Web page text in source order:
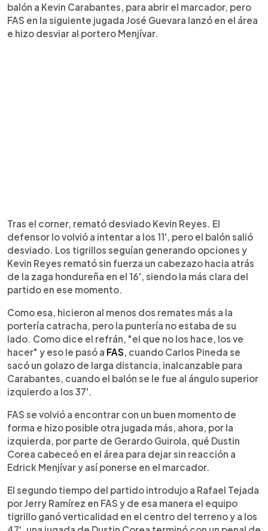
balón a Kevin Carabantes, para abrir el marcador, pero
FAS en la siguiente jugada José Guevara lanzó en el área
e hizo desviar al portero Menjívar.
Tras el corner, remató desviado Kevin Reyes. El
defensor lo volvió a intentar a los 11', pero el balón salió
desviado. Los tigrillos seguían generando opciones y
Kevin Reyes remató sin fuerza un cabezazo hacia atrás
de la zaga hondureña en el 16', siendo la más clara del
partido en ese momento.
Como esa, hicieron al menos dos remates más a la
portería catracha, pero la puntería no estaba de su
lado. Como dice el refrán, "el que no los hace, los ve
hacer" y eso le pasó a FAS , cuando Carlos Pineda se
sacó un golazo de larga distancia, inalcanzable para
Carabantes, cuando el balón se le fue al ángulo superior
izquierdo a los 37'.
FAS se volvió a encontrar con un buen momento de
forma e hizo posible otra jugada más, ahora, por la
izquierda, por parte de Gerardo Guirola, qué Dustin
Corea cabeceó en el área para dejar sin reacción a
Edrick Menjívar y así ponerse en el marcador.
El segundo tiempo del partido introdujo a Rafael Tejada
por Jerry Ramírez en FAS y de esa manera el equipo
tigrillo ganó verticalidad en el centro del terreno y a los